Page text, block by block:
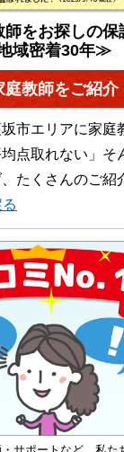
師をお探しの保
域密着30年≫
教師をご紹介
市エリアに家庭
点取れない」そ
たくさんのご紹